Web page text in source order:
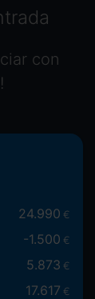
con
24.990 €
-1.500 €
5.873 €
17.617 €